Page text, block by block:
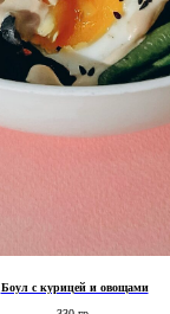
Боул с курицей и овощами